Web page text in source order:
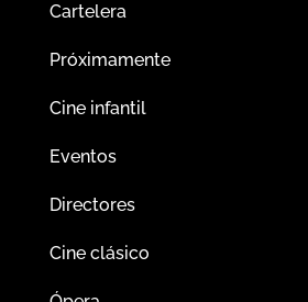
Cartelera
Próximamente
Cine infantil
Eventos
Directores
Cine clásico